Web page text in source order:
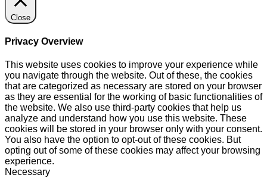
Close
Privacy Overview
This website uses cookies to improve your experience while
you navigate through the website. Out of these, the cookies
that are categorized as necessary are stored on your browser
as they are essential for the working of basic functionalities of
the website. We also use third-party cookies that help us
analyze and understand how you use this website. These
cookies will be stored in your browser only with your consent.
You also have the option to opt-out of these cookies. But
opting out of some of these cookies may affect your browsing
experience.
Necessary